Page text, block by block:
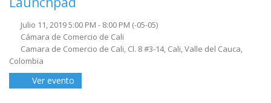
Julio 11, 2019 5:00 PM - 8:00 PM (-05-05)
Cámara de Comercio de Cali
Camara de Comercio de Cali, Cl. 8 #3-14, Cali, Valle del Cauca,
Colombia
Ver evento